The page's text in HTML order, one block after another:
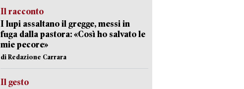
Il racconto
I lupi assaltano il gregge, messi in
fuga dalla pastora: «Così ho salvato le
mie pecore»
di Redazione Carrara
Il gesto